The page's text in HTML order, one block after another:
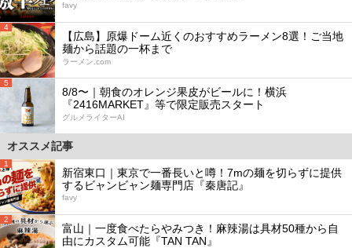
favy
4
【広島】原爆ドーム近くのおすすめラーメン8選！ご当地
麺から話題の一杯まで
ラーメン.com
5
8/8〜｜朝食のオレンジ果皮がビールに！横浜
『2416MARKET』等で限定販売スタート
グルメライターAI
オススメ記事
1
新宿東口｜東京で一番長いと噂！7mの麺を切らずに提供
するビャンビャン麺専門店『秦唐記』
favy
2
富山｜一度食べたらやみつき！麻辣湯は具材50種から自
由にカスタム可能『TAN TAN』